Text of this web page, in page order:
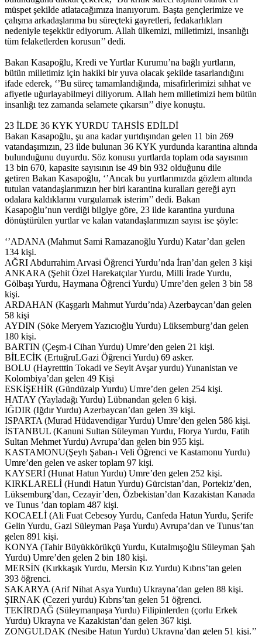
müspet şekilde atlatacağımıza inanıyorum. Başta gençlerimize ve
çalışma arkadaşlarıma bu süreçteki gayretleri, fedakarlıkları
nedeniyle teşekkür ediyorum. Allah ülkemizi, milletimizi, insanlığı
tüm felaketlerden korusun’’ dedi.
Bakan Kasapoğlu, Kredi ve Yurtlar Kurumu’na bağlı yurtların,
bütün milletimiz için hakiki bir yuva olacak şekilde tasarlandığını
ifade ederek, ‘’Bu süreç tamamlandığında, misafirlerimizi sıhhat ve
afiyetle uğurlayabilmeyi diliyorum. Allah hem milletimizi hem bütün
insanlığı tez zamanda selamete çıkarsın’’ diye konuştu.
23 İLDE 36 KYK YURDU TAHSİS EDİLDİ
Bakan Kasapoğlu, şu ana kadar yurtdışından gelen 11 bin 269
vatandaşımızın, 23 ilde bulunan 36 KYK yurdunda karantina altında
bulunduğunu duyurdu. Söz konusu yurtlarda toplam oda sayısının
13 bin 670, kapasite sayısının ise 49 bin 932 olduğunu dile
getiren Bakan Kasapoğlu, ‘’Ancak bu yurtlarımızda gözlem altında
tutulan vatandaşlarımızın her biri karantina kuralları gereği ayrı
odalara kaldıklarını vurgulamak isterim’’ dedi. Bakan
Kasapoğlu’nun verdiği bilgiye göre, 23 ilde karantina yurduna
dönüştürülen yurtlar ve kalan vatandaşlarımızın sayısı ise şöyle:
‘’ADANA (Mahmut Sami Ramazanoğlu Yurdu) Katar’dan gelen
134 kişi.
AĞRI Abdurrahim Arvasi Öğrenci Yurdu’nda İran’dan gelen 3 kişi
ANKARA (Şehit Özel Harekatçılar Yurdu, Milli İrade Yurdu,
Gölbaşı Yurdu, Haymana Öğrenci Yurdu) Umre’den gelen 3 bin 58
kişi.
ARDAHAN (Kaşgarlı Mahmut Yurdu’nda) Azerbaycan’dan gelen
58 kişi
AYDIN (Söke Meryem Yazıcıoğlu Yurdu) Lüksemburg’dan gelen
180 kişi.
BARTIN (Çeşm-i Cihan Yurdu) Umre’den gelen 21 kişi.
BİLECİK (ErtuğruLGazi Öğrenci Yurdu) 69 asker.
BOLU (Hayretttin Tokadi ve Seyit Avşar yurdu) Yunanistan ve
Kolombiya’dan gelen 49 Kişi
ESKİŞEHİR (Gündüzalp Yurdu) Umre’den gelen 254 kişi.
HATAY (Yayladağı Yurdu) Lübnandan gelen 6 kişi.
IĞDIR (Iğdır Yurdu) Azerbaycan’dan gelen 39 kişi.
ISPARTA (Murad Hüdavendigar Yurdu) Umre’den gelen 586 kişi.
İSTANBUL (Kanuni Sultan Süleyman Yurdu, Florya Yurdu, Fatih
Sultan Mehmet Yurdu) Avrupa’dan gelen bin 955 kişi.
KASTAMONU(Şeyh Şaban-ı Veli Öğrenci ve Kastamonu Yurdu)
Umre’den gelen ve asker toplam 97 kişi.
KAYSERİ (Hunat Hatun Yurdu) Umre’den gelen 252 kişi.
KIRKLARELİ (Hundi Hatun Yurdu) Gürcistan’dan, Portekiz’den,
Lüksemburg’dan, Cezayir’den, Özbekistan’dan Kazakistan Kanada
ve Tunus ’dan toplam 487 kişi.
KOCAELİ (Ali Fuat Cebesoy Yurdu, Canfeda Hatun Yurdu, Şerife
Gelin Yurdu, Gazi Süleyman Paşa Yurdu) Avrupa’dan ve Tunus’tan
gelen 891 kişi.
KONYA (Tahir Büyükkörükçü Yurdu, Kutalmışoğlu Süleyman Şah
Yurdu) Umre’den gelen 2 bin 180 kişi.
MERSİN (Kırkkaşık Yurdu, Mersin Kız Yurdu) Kıbrıs’tan gelen
393 öğrenci.
SAKARYA (Arif Nihat Asya Yurdu) Ukrayna’dan gelen 88 kişi.
ŞIRNAK (Cezeri yurdu) Kıbrıs’tan gelen 51 öğrenci.
TEKİRDAĞ (Süleymanpaşa Yurdu) Filipinlerden (çorlu Erkek
Yurdu) Ukrayna ve Kazakistan’dan gelen 367 kişi.
ZONGULDAK (Nesibe Hatun Yurdu) Ukrayna’dan gelen 51 kişi.’’